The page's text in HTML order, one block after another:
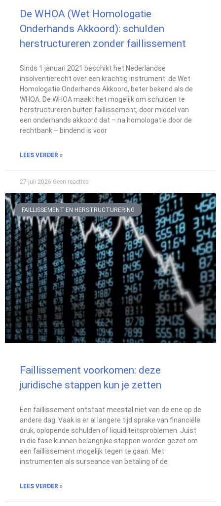
De WHOA (Wet Homologatie
Onderhands Akkoord): schulden
herstructureren zonder faillissement
Sinds 1 januari 2021 beschikt het Nederlandse
insolventierecht over een krachtig instrument: de Wet
Homologatie Onderhands Akkoord, beter bekend als de
WHOA. De WHOA maakt het mogelijk om schulden te
herstructureren buiten faillissement, door middel van
een onderhands akkoord dat – na homologatie door de
rechtbank – bindend is voor
LEES VERDER »
27 juli 2026 Geen reacties
FAILLISSEMENT EN HERSTRUCTURERING
Faillissement voorkomen: deze
juridische stappen kun je zetten
Een faillissement ontstaat meestal niet van de ene op de
andere dag. Vaak is er al langere tijd sprake van financiële
druk, oplopende schulden of liquiditeitsproblemen. Juist
in die fase kunnen belangrijke stappen worden gezet om
een faillissement mogelijk tegen te gaan. Met
instrumenten als surseance van betaling of de
LEES VERDER »